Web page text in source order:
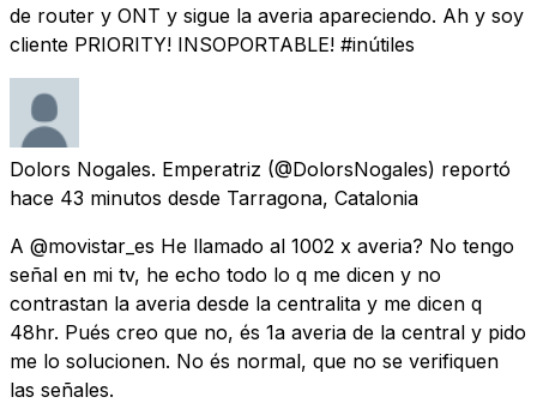
de router y ONT y sigue la averia apareciendo. Ah y soy
cliente PRIORITY! INSOPORTABLE! #inútiles
Dolors Nogales. Emperatriz (@DolorsNogales) reportó
hace 43 minutos desde Tarragona, Catalonia
A @movistar_es He llamado al 1002 x averia? No tengo
señal en mi tv, he echo todo lo q me dicen y no
contrastan la averia desde la centralita y me dicen q
48hr. Pués creo que no, és 1a averia de la central y pido
me lo solucionen. No és normal, que no se verifiquen
las señales.